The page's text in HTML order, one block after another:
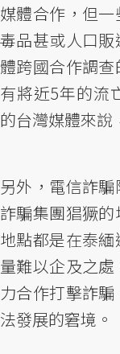
媒體合作，但
毒品甚或人口
體跨國合作調
有將近5年的流
的台灣媒體來說
另外，電信詐
詐騙集團猖獗
地點都是在泰
量難以企及之
力合作打擊詐
法發展的窘境。